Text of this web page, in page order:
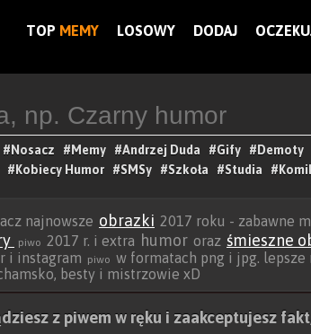
TOP MEMY LOSOWY DODAJ
#Nosacz #Memy #Andrzej Duda #Gify #Demoty
#Kobiecy Humor #SMSy #Szkoła #Studia
najnowsze obrazki 2017 roku - zabawne
piwo 2017 r. i extra humor oraz śmieszne
i instagram piwo w formatach png i jpg.
besty i mistrzowie xD
z piwem w ręku i zaakceptujesz